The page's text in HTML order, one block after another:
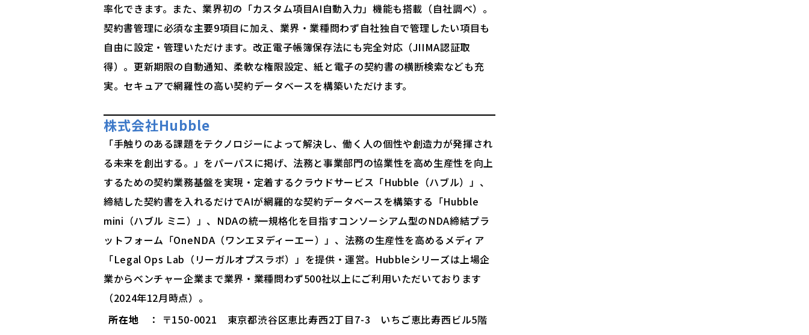
率化できます。また、業界初の「カスタム項目AI自動入力」機能も搭載（自社調べ）。
契約書管理に必須な主要9項目に加え、業界・業種問わず自社独自で管理したい項目も
自由に設定・管理いただけます。改正電子帳簿保存法にも完全対応（JIIMA認証取
得）。更新期限の自動通知、柔軟な権限設定、紙と電子の契約書の横断検索なども充
実。セキュアで網羅性の高い契約データベースを構築いただけます。
株式会社Hubble
「手触りのある課題をテクノロジーによって解決し、働く人の個性や創造力が発揮され
る未来を創出する。」をパーパスに掲げ、法務と事業部門の協業性を高め生産性を向上
するための契約業務基盤を実現・定着するクラウドサービス「Hubble（ハブル）」、
締結した契約書を入れるだけでAIが網羅的な契約データベースを構築する「Hubble
mini（ハブル ミニ）」、NDAの統一規格化を目指すコンソーシアム型のNDA締結プラ
ットフォーム「OneNDA（ワンエヌディーエー）」、法務の生産性を高めるメディア
「Legal Ops Lab（リーガルオプスラボ）」を提供・運営。Hubbleシリーズは上場企
業からベンチャー企業まで業界・業種問わず500社以上にご利用いただいております
（2024年12月時点）。
所在地
： 〒150-0021 東京都渋谷区恵比寿西2丁目7-3 いちご恵比寿西ビル5階